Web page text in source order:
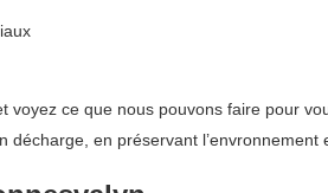
voyez ce que nous pouvons faire pour
en préservant l’envronnement